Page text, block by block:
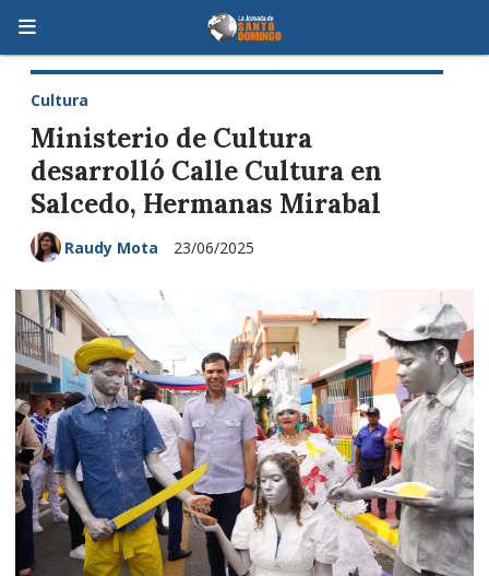
Ministerio de Cultura
desarrolló Calle Cultura en
Salcedo, Hermanas Mirabal
Cultura
23/06/2025
Raudy Mota